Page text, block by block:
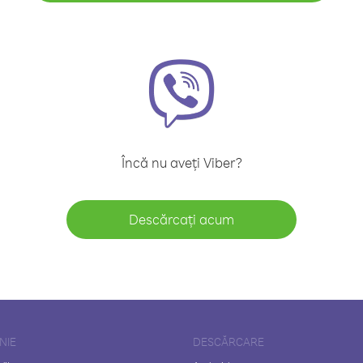
Încă nu aveți Viber?
Descărcați acum
DESCĂRCARE